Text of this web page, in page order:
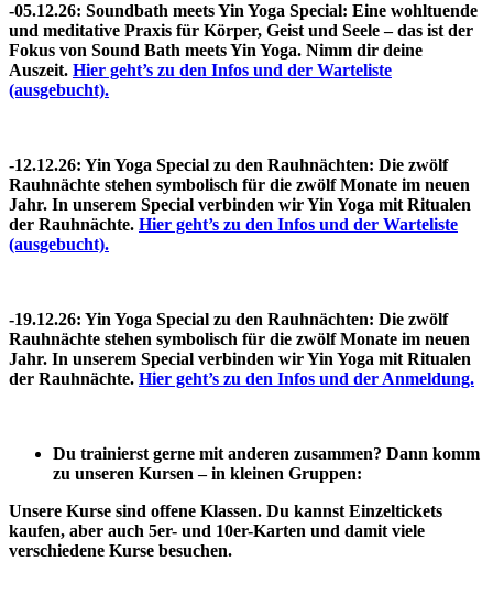
-05.12.26: Soundbath meets Yin Yoga Special: Eine wohltuende
und meditative Praxis für Körper, Geist und Seele – das ist der
Fokus von Sound Bath meets Yin Yoga. Nimm dir deine
Auszeit. Hier geht’s zu den Infos und der Warteliste
(ausgebucht).
-12.12.26: Yin Yoga Special zu den Rauhnächten: Die zwölf
Rauhnächte stehen symbolisch für die zwölf Monate im neuen
Jahr. In unserem Special verbinden wir Yin Yoga mit Ritualen
der Rauhnächte. Hier geht’s zu den Infos und der Warteliste
(ausgebucht).
-19.12.26: Yin Yoga Special zu den Rauhnächten: Die zwölf
Rauhnächte stehen symbolisch für die zwölf Monate im neuen
Jahr. In unserem Special verbinden wir Yin Yoga mit Ritualen
der Rauhnächte. Hier geht’s zu den Infos und der Anmeldung.
Du trainierst gerne mit anderen zusammen? Dann komm
zu unseren Kursen – in kleinen Gruppen:
Unsere Kurse sind offene Klassen. Du kannst Einzeltickets
kaufen, aber auch 5er- und 10er-Karten und damit viele
verschiedene Kurse besuchen.